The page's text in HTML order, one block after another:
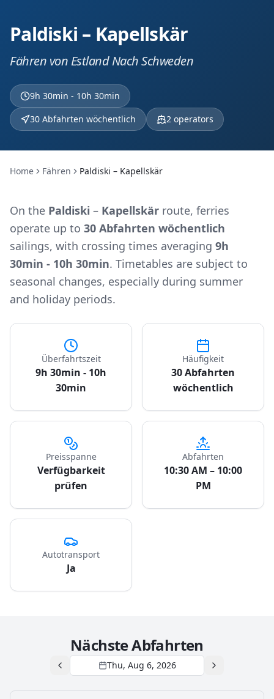
Paldiski – Kapellskär
Fähren von Estland Nach Schweden
9h 30min - 10h 30min
30 Abfahrten wöchentlich
2 operators
Home Fähren Paldiski – Kapellskär
On the Paldiski – Kapellskär route, ferries
operate up to 30 Abfahrten wöchentlich
sailings, with crossing times averaging 9h
30min - 10h 30min. Timetables are subject to
seasonal changes, especially during summer
and holiday periods.
Überfahrtszeit
9h 30min - 10h
30min
Häufigkeit
30 Abfahrten
wöchentlich
Preisspanne
Verfügbarkeit
prüfen
Abfahrten
10:30 AM – 10:00
PM
Autotransport
Ja
Nächste Abfahrten
Thu, Aug 6, 2026